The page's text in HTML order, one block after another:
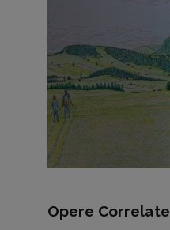
Opere Correlate